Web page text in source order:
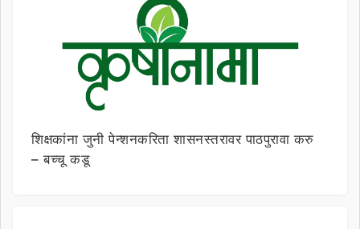
शिक्षकांना जुनी पेन्शनकरिता शासनस्तरावर पाठपुरावा करु
– बच्चू कडू